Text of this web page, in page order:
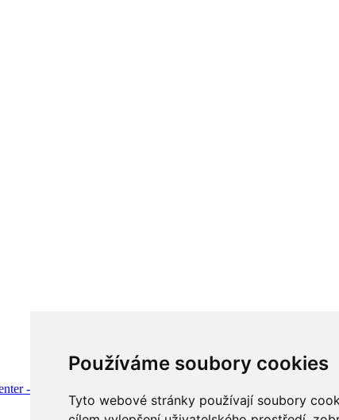
Používáme soubory cookies
Tyto webové stránky používají soubory